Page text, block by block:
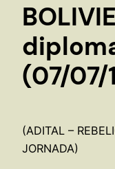
h
e
r
(07/07/
(ADITAL –
JORNADA)